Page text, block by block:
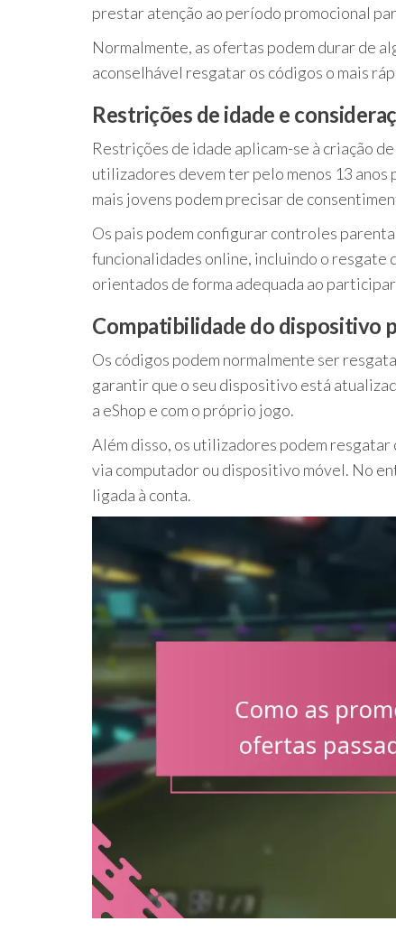
prestar atenção ao período promocional
Normalmente, as ofertas podem durar de
aconselhável resgatar os códigos o mais
Restrições de idade e
Restrições de idade aplicam-se à criação
utilizadores devem ter pelo menos 13
mais jovens podem precisar de
Os pais podem configurar controles
funcionalidades online, incluindo o resgate
orientados de forma adequada ao
Compatibilidade do dispositivo
Os códigos podem normalmente ser
garantir que o seu dispositivo está
a eShop e com o próprio jogo.
Além disso, os utilizadores podem
via computador ou dispositivo móvel. No
ligada à conta.